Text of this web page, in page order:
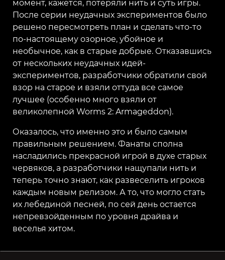
момент, кажется, потеряли нить и суть игры.
После серии неудачных экспериментов было
решено пересмотреть план и сделать что-то
по-настоящему озорное, убойное и
необычное, как в старые добрые. Отказавшись
от нескольких неудачных идей-
экспериментов, разработчики обратили свой
взор на старое и взяли оттуда все самое
лучшее (особенно много взяли от
великолепной Worms 2: Armageddon).
Оказалось, что именно это и было самым
правильным решением. Фанаты сполна
насладились прекрасной игрой в духе старых
червяков, а разработчики нащупали нить и
теперь точно знают, как развеселить игроков
каждым новым релизом. А то, что могло стать
их лебединой песней, по сей день остается
непревзойденным по уровня драйва и
веселья хитом.